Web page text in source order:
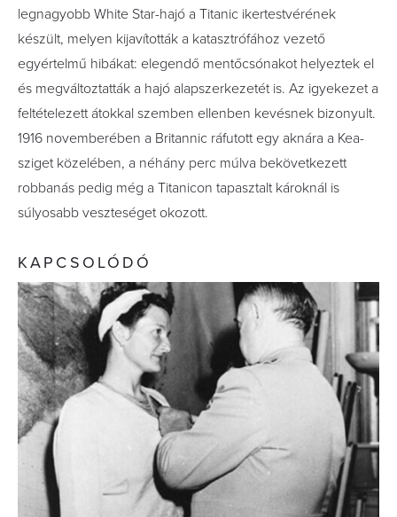
legnagyobb White Star-hajó a Titanic ikertestvérének
készült, melyen kijavították a katasztrófához vezető
egyértelmű hibákat: elegendő mentőcsónakot helyeztek el
és megváltoztatták a hajó alapszerkezetét is. Az igyekezet a
feltételezett átokkal szemben ellenben kevésnek bizonyult.
1916 novemberében a Britannic ráfutott egy aknára a Kea-
sziget közelében, a néhány perc múlva bekövetkezett
robbanás pedig még a Titanicon tapasztalt károknál is
súlyosabb veszteséget okozott.
KAPCSOLÓDÓ